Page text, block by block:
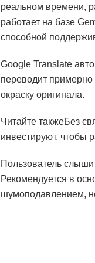
реальном времени,
работает на базе
способной
Google Translate
переводит
окраску оригинала.
Читайте такжеБез
инвестируют, чтобы
Пользователь
Рекомендуется в
шумоподавлением,